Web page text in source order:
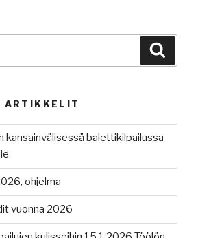
ARTIKKELIT
kansainvälisessä balettikilpailussa
ohjelma
vuonna 2026